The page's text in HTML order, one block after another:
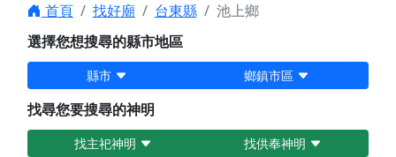
首頁 找好廟 台東縣
池上鄉
選擇您想搜尋的縣市地區
縣市 鄉鎮市區
找尋您要搜尋的神明
找主祀神明 找供奉神明